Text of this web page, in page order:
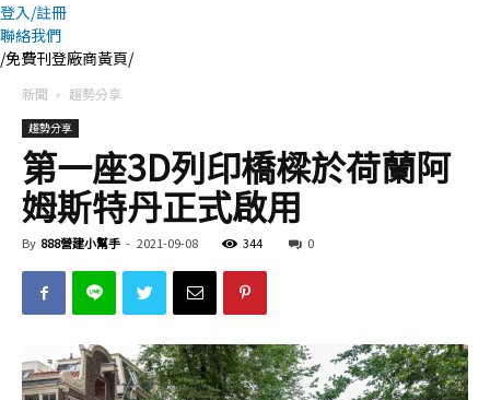
登入/註冊
聯絡我們
/免費刊登廠商黃頁/
新聞 趨勢分享
趨勢分享
第一座3D列印橋樑於荷蘭阿
姆斯特丹正式啟用
By 888營建小幫手 - 2021-09-08 344 0